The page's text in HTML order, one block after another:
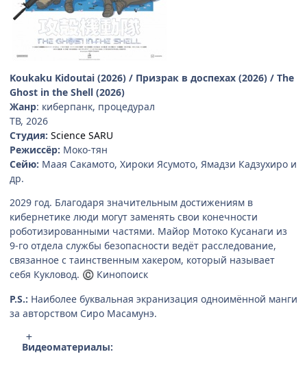
Koukaku Kidoutai (2026) / Призрак в доспехах (2026) / The
Ghost in the Shell (2026)
Жанр: киберпанк, процедурал
ТВ, 2026
Студия: Science SARU
Режиссёр: Моко-тян
Сейю: Маая Сакамото, Хироки Ясумото, Ямадзи Кадзухиро и
др.
2029 год. Благодаря значительным достижениям в
кибернетике люди могут заменять свои конечности
роботизированными частями. Майор Мотоко Кусанаги из
9-го отдела службы безопасности ведёт расследование,
связанное с таинственным хакером, который называет
себя Кукловод. © Кинопоиск
P.S.: Наиболее буквальная экранизация одноимённой манги
за авторством Сиро Масамунэ.
Видеоматериалы: